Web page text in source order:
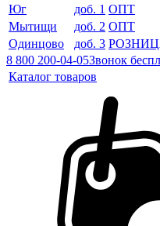
Юг
доб. 1 ОПТ
Мытищи
доб. 2 ОПТ
Одинцово
доб. 3
8 800 200-04-05Звонок
Каталог товаров